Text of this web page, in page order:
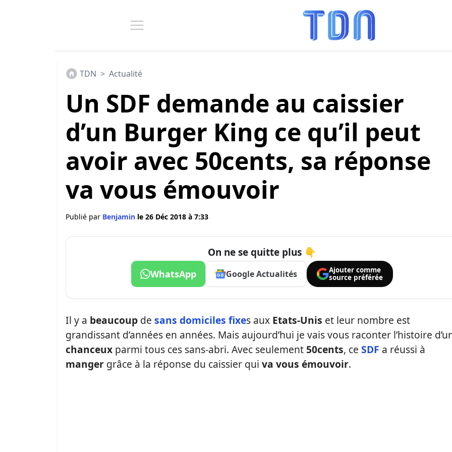
TDN > Actualité
Un SDF demande au caissier
d’un Burger King ce qu’il peut
avoir avec 50cents, sa réponse
va vous émouvoir
Publié par Benjamin le 26 Déc 2018 à 7:33
On ne se quitte plus 👇
WhatsApp Google Actualités
Ajouter comme
source préférée
Il y a beaucoup de sans domiciles fixes aux Etats-Unis et leur nombre est
grandissant d’années en années. Mais aujourd’hui je vais vous raconter l’histoire
chanceux parmi tous ces sans-abri. Avec seulement 50cents, ce SDF a réussi à
manger grâce à la réponse du caissier qui va vous émouvoir.